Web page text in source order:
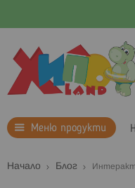
Меню продукти
Начало Блог